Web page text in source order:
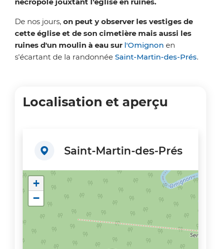
De nos jours, on peut y observer les vestiges de
cette église et de son cimetière mais aussi les
ruines d'un moulin à eau sur l'Omignon en
s'écartant de la randonnée Saint-Martin-des-Prés.
Localisation et aperçu
Saint-Martin-des-Prés
+
−